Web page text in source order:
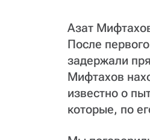
Азат
После
задержали
Мифтахов
известно о
которые, по